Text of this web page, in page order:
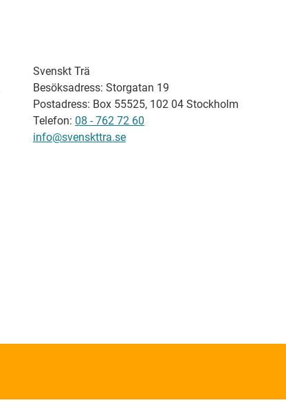
Svenskt Trä
Besöksadress: Storgatan 19
Postadress: Box 55525, 102 04 Stockholm
Telefon: 08 - 762 72 60
info@svenskttra.se